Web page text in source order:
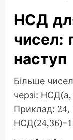
НСД
чисел:
наступ
Більше
черзі:
Приклад: 24,